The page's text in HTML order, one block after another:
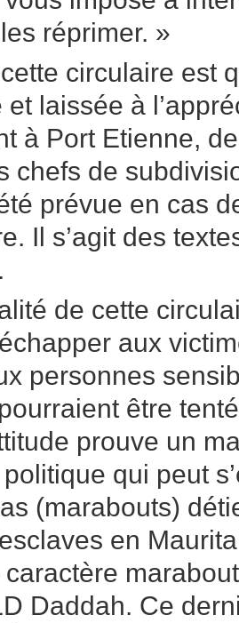
réprimer. »
circulaire est
laissée à
à Port Etienne,
chefs de
prévue en cas
Il s’agit des
de cette
aux
personnes
être
prouve un
qui peut
(marabouts)
en
Daddah. Ce